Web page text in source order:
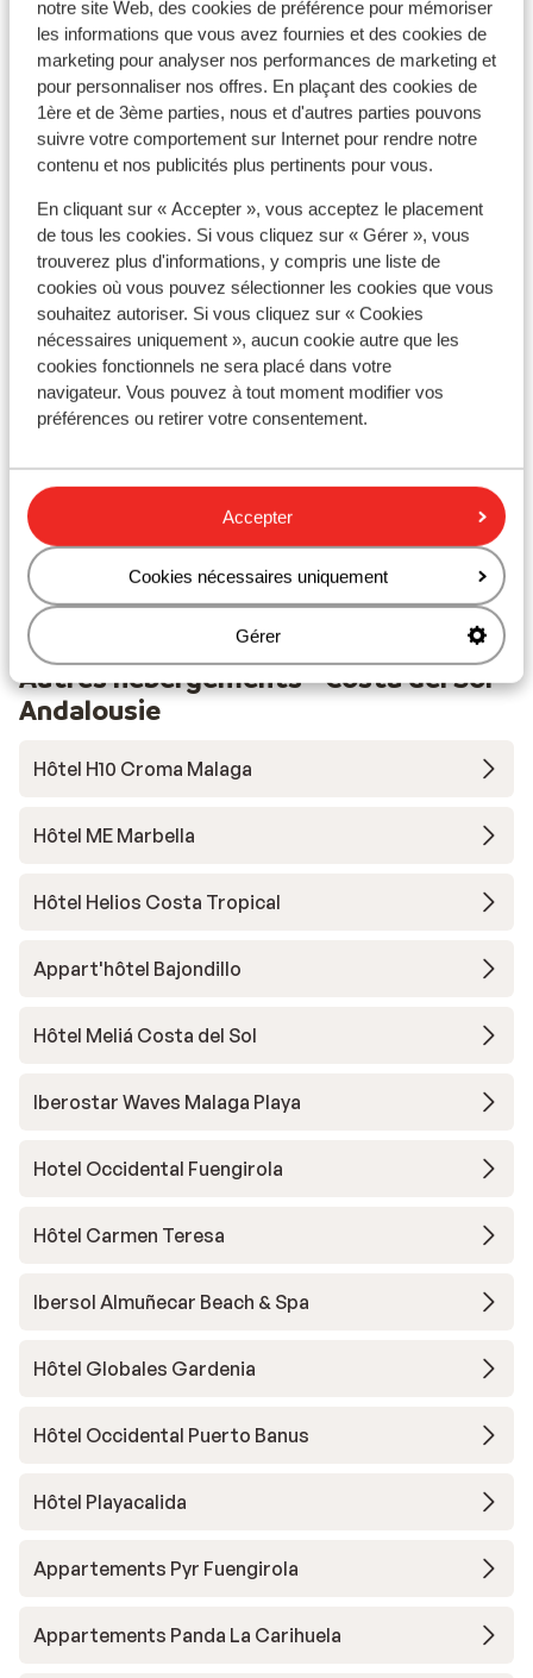
notre site Web, des cookies de préférence pour mémoriser
les informations que vous avez fournies et des cookies de
marketing pour analyser nos performances de marketing et
pour personnaliser nos offres. En plaçant des cookies de
1ère et de 3ème parties, nous et d'autres parties pouvons
suivre votre comportement sur Internet pour rendre notre
contenu et nos publicités plus pertinents pour vous.
En cliquant sur « Accepter », vous acceptez le placement
de tous les cookies. Si vous cliquez sur « Gérer », vous
trouverez plus d'informations, y compris une liste de
cookies où vous pouvez sélectionner les cookies que vous
souhaitez autoriser. Si vous cliquez sur « Cookies
nécessaires uniquement », aucun cookie autre que les
cookies fonctionnels ne sera placé dans votre
navigateur. Vous pouvez à tout moment modifier vos
préférences ou retirer votre consentement.
Accepter
Cookies nécessaires uniquement
Gérer
À proximité
Séparé de la plage par le boulevard
En bord de mer (plage de sable, transats (payant) ,
parasols (payant) )
Distance du centre-ville: environ 2 kilomètres
Distance de l'aéroport environ 7 kilomètres
Distance jusqu'à l'arrêt de bus environ 100 mètres
Distance jusqu'au distributeur d'argent environ
250 mètres
Distance aux magasins les plus proches environ
350 mètres
mètres
Distance au restaurant le plus proche environ 100
mètres
Distance à la pharmacie la plus proche environ 350
mètres
Autres hébergements - Costa del Sol -
Andalousie
Hôtel H10 Croma Malaga
Hôtel ME Marbella
Hôtel Helios Costa Tropical
Appart'hôtel Bajondillo
Hôtel Meliá Costa del Sol
Iberostar Waves Malaga Playa
Hotel Occidental Fuengirola
Hôtel Carmen Teresa
Ibersol Almuñecar Beach & Spa
Hôtel Globales Gardenia
Hôtel Occidental Puerto Banus
Hôtel Playacalida
Appartements Pyr Fuengirola
Appartements Panda La Carihuela